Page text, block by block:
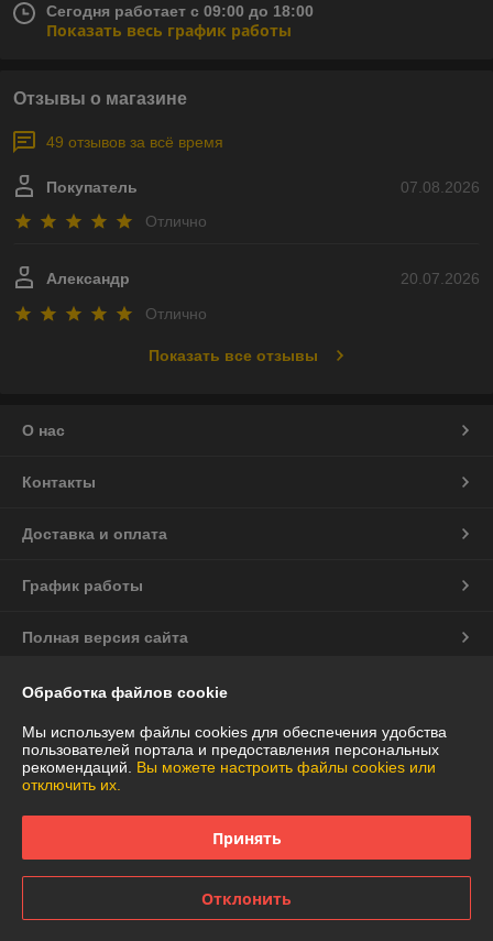
Сегодня работает с 09:00 до 18:00
Показать весь график работы
Отзывы о магазине
49 отзывов за всё время
07.08.2026
Покупатель
Отлично
20.07.2026
Александр
Отлично
Показать все отзывы
О нас
Контакты
Доставка и оплата
График работы
Полная версия сайта
Политика обработки cookies
Сайт создан на платформе Deal.by
Информация для покупателя
Обработка файлов cookie
Мы используем файлы cookies для обеспечения удобства
пользователей портала и предоставления персональных
рекомендаций. Вы можете настроить файлы cookies или
отключить их.
Принять
Отклонить